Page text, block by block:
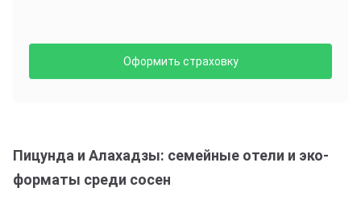
Оформить страховку
Пицунда и Алахадзы: семейные отели и эко-
форматы среди сосен